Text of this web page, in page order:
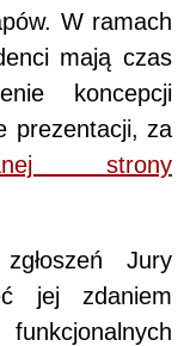
W ramach
mają czas
koncepcji
prezentacji, za
strony
Jury
jej zdaniem